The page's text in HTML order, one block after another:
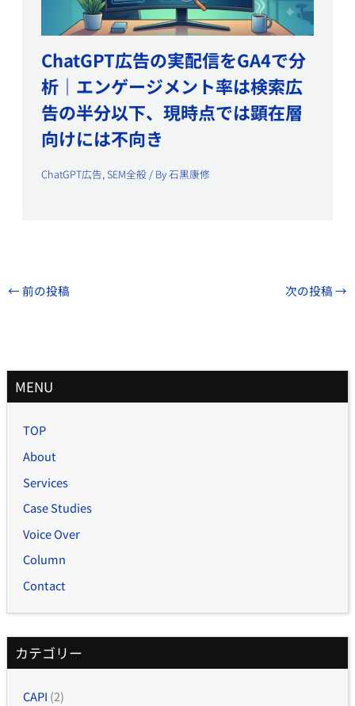
ChatGPT広告の実配信をGA4で分
析｜エンゲージメント率は検索広
告の半分以下、現時点では顕在層
向けには不向き
ChatGPT広告,SEM全般 / By石黒康修
←前の投稿 次の投稿→
MENU
TOP
About
Services
Case Studies
Voice Over
Column
Contact
カテゴリー
CAPI (2)
月
別
記
事